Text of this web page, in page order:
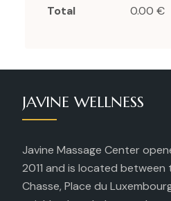
Total 0.00 €
JAVINE WELLNESS
Javine Massage Center
2011 and is located between
Chasse, Place du